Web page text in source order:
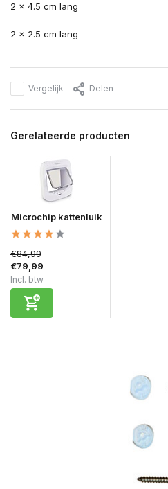
2 x 4.5 cm lang
2 x 2.5 cm lang
Vergelijk Delen
Gerelateerde producten
Microchip kattenluik
€84,99
€79,99
Incl. btw